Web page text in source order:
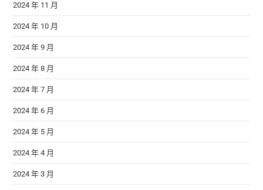
2024 年 11 月
2024 年 10 月
2024 年 9 月
2024 年 8 月
2024 年 7 月
2024 年 6 月
2024 年 5 月
2024 年 4 月
2024 年 3 月